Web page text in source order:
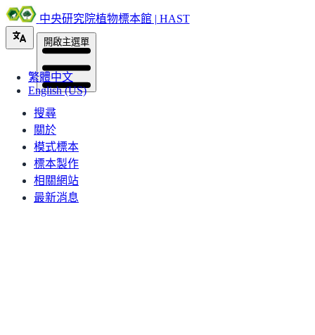
中央研究院植物標本館 | HAST
繁體中文
English (US)
開啟主選單
搜尋
關於
模式標本
標本製作
相關網站
最新消息